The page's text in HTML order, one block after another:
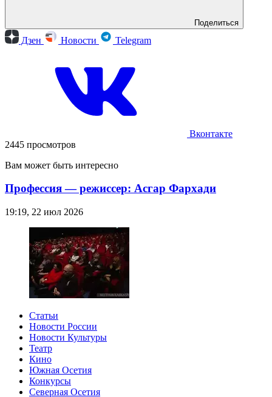
Поделиться
Дзен Новости Telegram
Вконтакте
2445 просмотров
Вам может быть интересно
Профессия — режиссер: Асгар Фархади
19:19, 22 июл 2026
Статьи
Новости России
Новости Культуры
Театр
Кино
Южная Осетия
Конкурсы
Северная Осетия